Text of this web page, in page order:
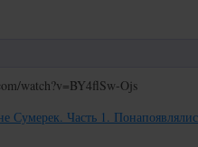
watch?v=BY4flSw-Ojs
Сумерек. Часть 1.